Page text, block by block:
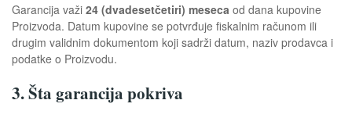
Garancija važi 24 (dvadesetčetiri) meseca od dana kupovine
Proizvoda. Datum kupovine se potvrđuje fiskalnim računom ili
drugim validnim dokumentom koji sadrži datum, naziv prodavca i
podatke o Proizvodu.
3. Šta garancija pokriva